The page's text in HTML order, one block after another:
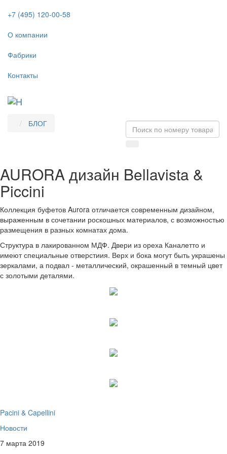
+7 (495) 120-00-58
О компании
Фабрики
Контакты
БЛОГ
AURORA дизайн Bellavista &
Piccini
Коллекция буфетов Aurora отличается современным дизайном,
выраженным в сочетании роскошных материалов, с возможностью
размещения в разных комнатах дома.
Структура в лакированном МДФ. Двери из ореха Каналетто и
имеют специальные отверстиия. Верх и бока могут быть украшены
зеркалами, а подвал - металлический, окрашенный в темный цвет
с золотыми деталями.
Pacini & Capellini
Новости
7 марта 2019